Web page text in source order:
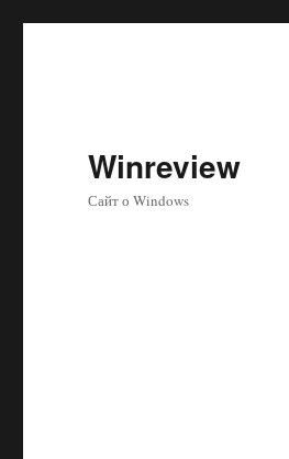
Winreview
Сайт о Windows